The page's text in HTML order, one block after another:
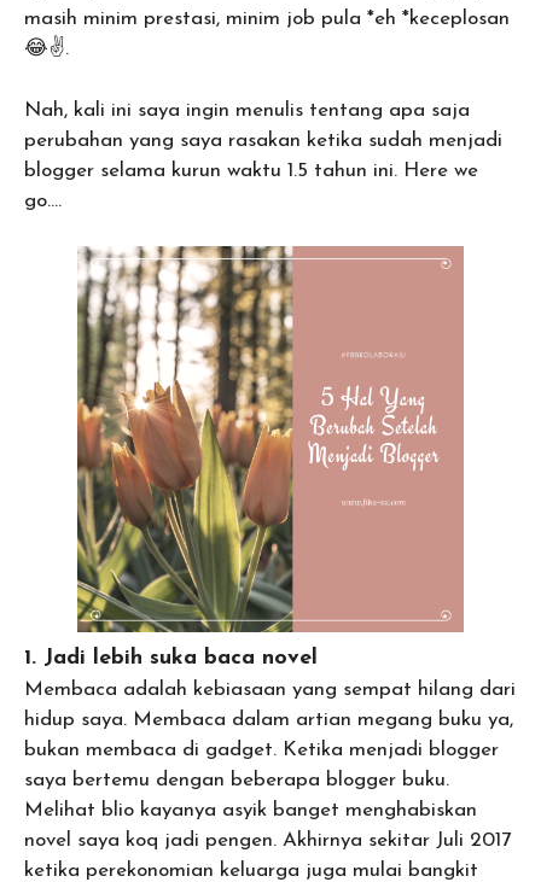
masih minim prestasi, minim job pula *eh *keceplosan
😂✌️.
Nah, kali ini saya ingin menulis tentang apa saja
perubahan yang saya rasakan ketika sudah menjadi
blogger selama kurun waktu 1.5 tahun ini. Here we
go….
1. Jadi lebih suka baca novel
Membaca adalah kebiasaan yang sempat hilang dari
hidup saya. Membaca dalam artian megang buku ya,
bukan membaca di gadget. Ketika menjadi blogger
saya bertemu dengan beberapa blogger buku.
Melihat blio kayanya asyik banget menghabiskan
novel saya koq jadi pengen. Akhirnya sekitar Juli 2017
ketika perekonomian keluarga juga mulai bangkit